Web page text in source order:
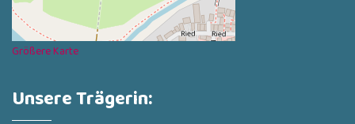
Größere Karte
Unsere Trägerin: